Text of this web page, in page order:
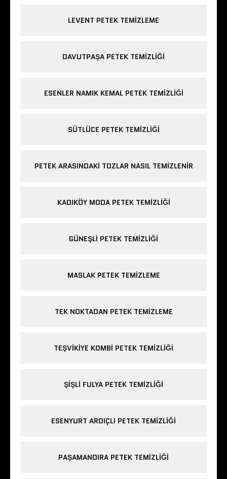
LEVENT PETEK TEMIZLEME
DAVUTPAŞA PETEK TEMIZLIĞI
ESENLER NAMIK KEMAL PETEK TEMIZLIĞI
SÜTLÜCE PETEK TEMIZLIĞI
PETEK ARASINDAKI TOZLAR NASIL TEMIZLENIR
KADIKÖY MODA PETEK TEMIZLIĞI
GÜNEŞLI PETEK TEMIZLIĞI
MASLAK PETEK TEMIZLEME
TEK NOKTADAN PETEK TEMIZLEME
TEŞVIKIYE KOMBI PETEK TEMIZLIĞI
ŞIŞLI FULYA PETEK TEMIZLIĞI
ESENYURT ARDIÇLI PETEK TEMIZLIĞI
PAŞAMANDIRA PETEK TEMIZLIĞI